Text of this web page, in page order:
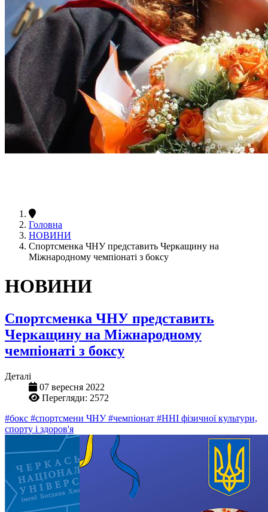
Головна
НОВИНИ
Спортсменка ЧНУ представить Черкащину на
Міжнародному чемпіонаті з боксу
НОВИНИ
Спортсменка ЧНУ представить
Черкащину на Міжнародному
чемпіонаті з боксу
Деталі
07 вересня 2022
Перегляди: 2572
#бокс #спортсмени ЧНУ#чемпіонат #ННІ фізичної культури,
спорту і здоров'я